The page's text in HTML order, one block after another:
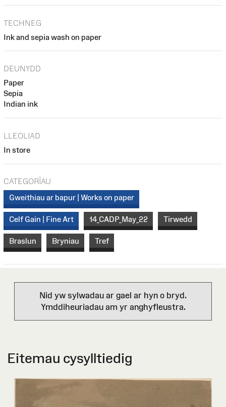
TECHNEG
Ink and sepia wash on paper
DEUNYDD
Paper
Sepia
Indian ink
LLEOLIAD
In store
CATEGORÏAU
Gweithiau ar bapur | Works on paper
Celf Gain | Fine Art 14_CADP_May_22 Tirwedd
Braslun Bryniau Tref
Nid yw sylwadau ar gael ar hyn o bryd.
Ymddiheuriadau am yr anghyfleustra.
Eitemau cysylltiedig